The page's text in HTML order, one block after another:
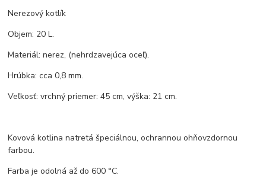
Nerezový kotlík
Objem: 20 L.
Materiál: nerez, (nehrdzavejúca oceľ).
Hrúbka: cca 0,8 mm.
Veľkosť: vrchný priemer: 45 cm, výška: 21 cm.
Kovová kotlina natretá špeciálnou, ochrannou ohňovzdornou
farbou.
Farba je odolná až do 600 °C.